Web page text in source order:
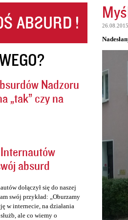
Nadzoru
„tak” czy na
absurd
dołączył się do naszej
swój przykład: „Oburzamy
w internecie, na działania
ale co wiemy o
26.08.2015